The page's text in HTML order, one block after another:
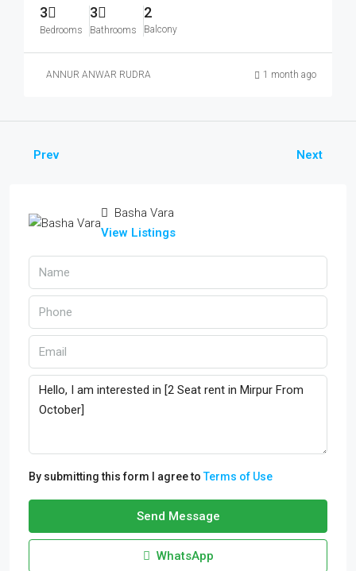
3
Bedrooms
3
Bathrooms
2
Balcony
ANNUR ANWAR RUDRA 1 month ago
Prev Next
Basha Vara
View Listings
By submitting this form I agree toTerms of Use
Send Message
WhatsApp